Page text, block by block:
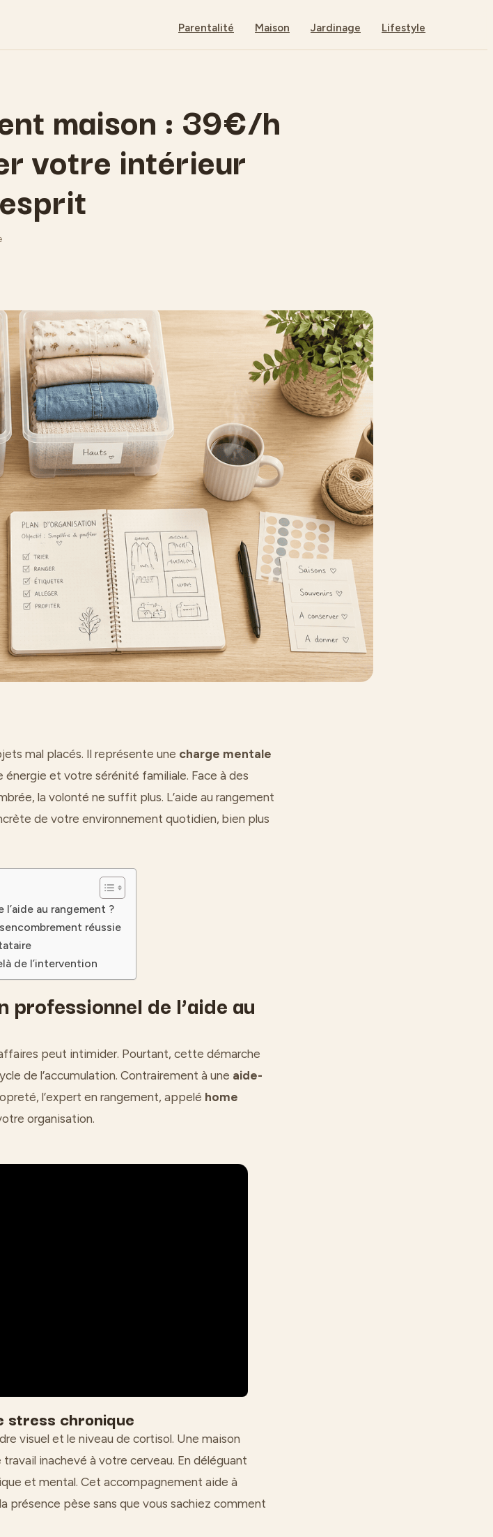
Parentalité Maison Jardinage Lifestyle
maison : 39€/h
votre intérieur
mal placés. Il représente une charge mentale
et votre sérénité familiale. Face à des
la volonté ne suffit plus. L’aide au rangement
de votre environnement quotidien, bien plus
au rangement ?
réussie
de l’intervention
professionnel de l’aide au
peut intimider. Pourtant, cette démarche
de l’accumulation. Contrairement à une aide-
l’expert en rangement, appelé home
organisation.
stress chronique
visuel et le niveau de cortisol. Une maison
inachevé à votre cerveau. En déléguant
et mental. Cet accompagnement aide à
présence pèse sans que vous sachiez comment